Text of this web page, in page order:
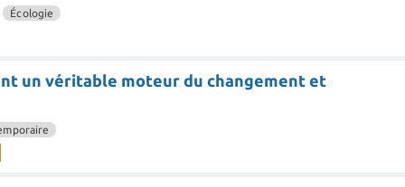
Écologie
un véritable moteur du changement et